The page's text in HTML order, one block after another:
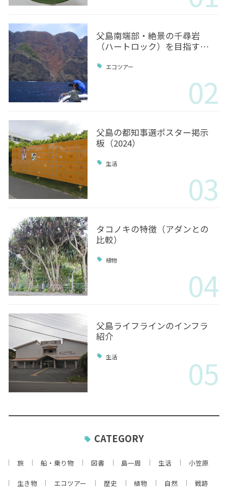
父島南端部・絶景の千尋岩
（ハートロック）を目指す…
エコツアー
02
父島の都知事選ポスター掲示
板（2024）
生活
03
タコノキの特徴（アダンとの
比較）
植物
04
父島ライフラインのインフラ
紹介
生活 05
CATEGORY
旅 船・乗り物 図書 島一周 生活 小笠原
生き物 エコツアー 歴史 植物 自然 戦跡